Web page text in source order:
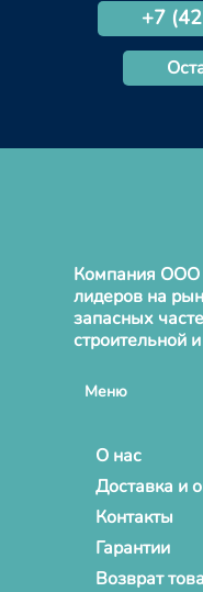
+7
Компания ООО
лидеров на
запасных
строительной
Меню
О нас
Доставка и
Контакты
Гарантии
Возврат